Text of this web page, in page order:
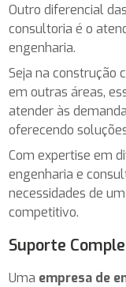
Outro diferencial
consultoria é o
engenharia.
Seja na construção
em outras áreas,
atender às
oferecendo
Com expertise em
engenharia e
necessidades de
competitivo.
Suporte
Uma empresa de